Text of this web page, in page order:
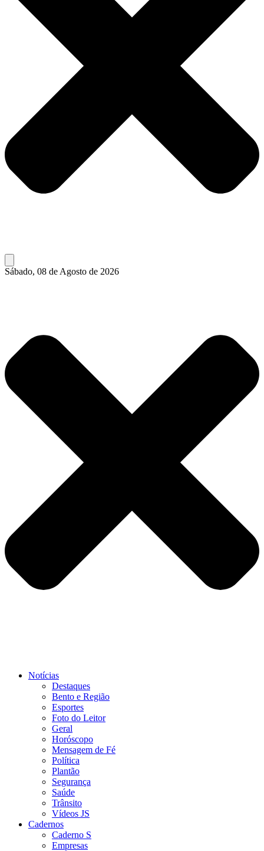
Sábado, 08 de Agosto de 2026
Notícias
Destaques
Bento e Região
Esportes
Foto do Leitor
Geral
Horóscopo
Mensagem de Fé
Política
Plantão
Segurança
Saúde
Trânsito
Vídeos JS
Cadernos
Caderno S
Empresas